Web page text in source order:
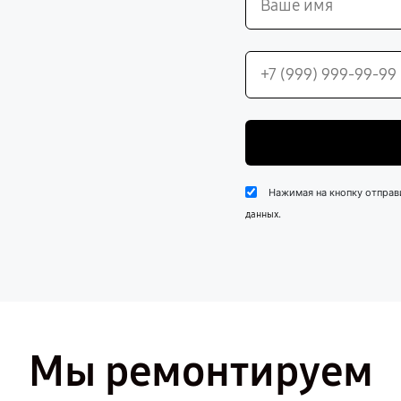
Нажимая на кнопку
данных.
Мы ремонтируем